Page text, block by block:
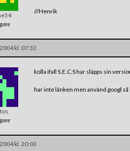
///Henrik
kl. 07:32
kolla ifall S.E.C.S har släpps sin
har inte länken men använd googl
kl. 20:03